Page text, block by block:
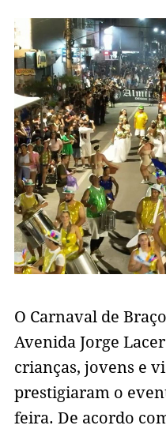
O Carnaval de
Avenida Jorge
crianças, jovens e
prestigiaram o
feira. De acordo